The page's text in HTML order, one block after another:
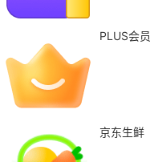
PLUS会员
京东生鲜